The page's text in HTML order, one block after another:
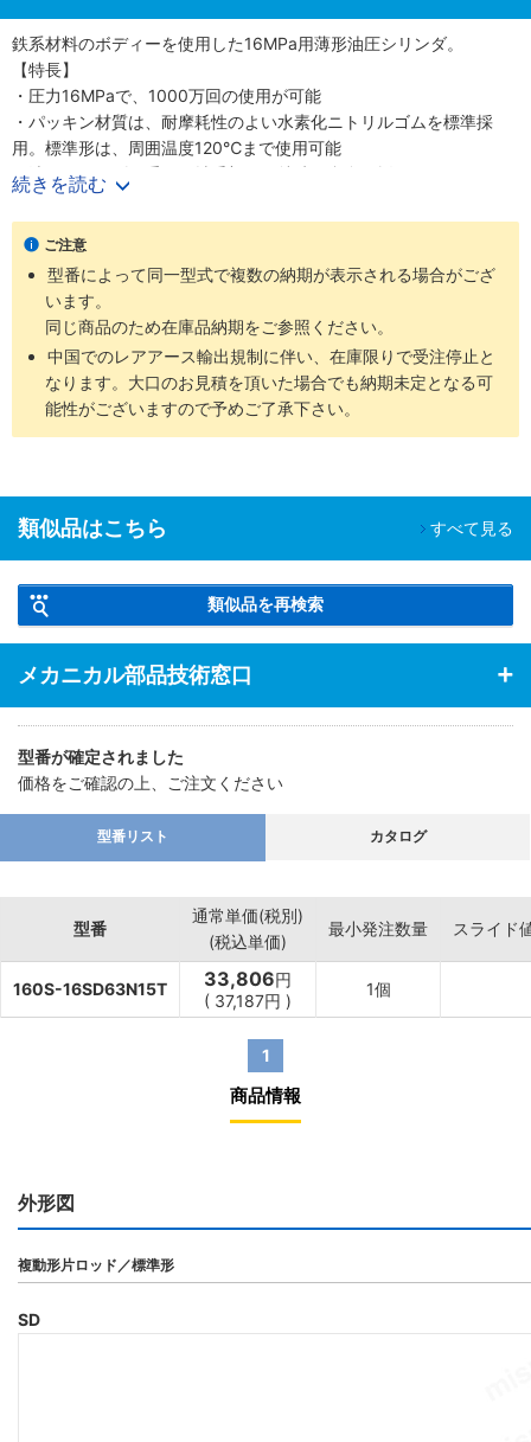
鉄系材料のボディーを使用した16MPa用薄形油圧シリンダ。
【特長】
・圧力16MPaで、1000万回の使用が可能
・パッキン材質は、耐摩耗性のよい水素化ニトリルゴムを標準採
用。標準形は、周囲温度120℃まで使用可能
・油圧シリンダで重要な軸受部には特殊銅合金を採用
・スイッチの取付はスライド方式で任意の位置設定が可能
続きを読む
ご注意
型番によって同一型式で複数の納期が表示される場合がござ
います。
同じ商品のため在庫品納期をご参照ください。
中国でのレアアース輸出規制に伴い、在庫限りで受注停止と
なります。大口のお見積を頂いた場合でも納期未定となる可
能性がございますので予めご了承下さい。
類似品はこちら すべて見る
類似品を再検索
メカニカル部品技術窓口
型番が確定されました
価格をご確認の上、ご注文ください
型番リスト カタログ
型番
通常単価(税別)
(税込単価)
最小発注数量 スライド
160S-16SD63N15T 33,806円
( 37,187円 )
1個
1
商品情報
外形図
複動形片ロッド／標準形
SD